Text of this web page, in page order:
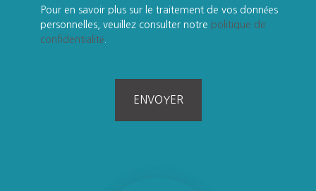
Pour en savoir plus sur le traitement de vos données
personnelles, veuillez consulter notre politique de
confidentialité
ENVOYER